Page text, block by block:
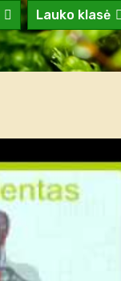
Lauko klasė